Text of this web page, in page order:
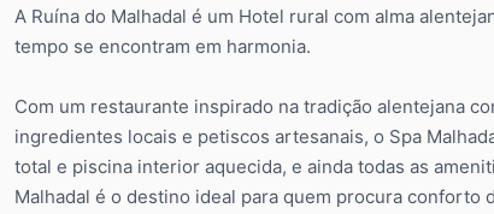
A Ruína do Malhadal é um Hotel rural com alma
tempo se encontram em harmonia.
Com um restaurante inspirado na tradição alentejana
ingredientes locais e petiscos artesanais, o Spa
total e piscina interior aquecida, e ainda todas as
Malhadal é o destino ideal para quem procura